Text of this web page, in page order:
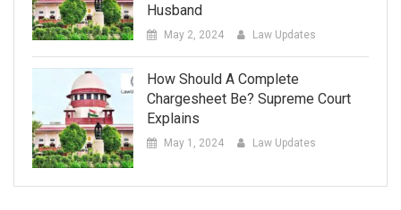
Husband
May 2, 2024 Law Updates
How Should A Complete
Chargesheet Be? Supreme Court
Explains
May 1, 2024 Law Updates